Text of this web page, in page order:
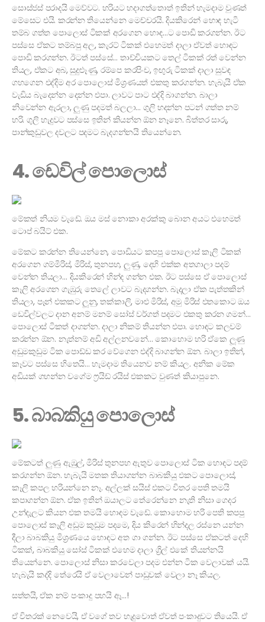
සොස්ජස් පරාදයි මෙව්වට. හරියට හදාගත්තොත් ඉතින් හැමදාම වුණත්
මේසෙට එයි. කරන්න තියෙන්නෙ මෙච්චරයි. දියකිරෙන් හොඳ හැටි
තම්බ ගත්ත පොලොස් ටිකක් අරගෙන හොඳ…ට පොඩි කරගන්න. ඊට
පස්සෙ ඒකට තම්බපු අල, කැරට් ටිකක් එහෙමත් දාලා ඒවත් හොඳට
පොඩි කරගන්න. ඊටත් පස්සේ… තාච්චියකට තෙල් ටිකක් රත් වෙන්න
තියල, ඒකට අබ, සුදුළූණු, රම්පෙ කරපිංච, ඉඟුරු ටිකක් දාලා සුවඳ
ගහගෙන එද්දිම අර පොලොස් මිශ්‍රණයත් එකතු කරගන්න. හැබැයි ඒක
වැඩිය බැදෙන්න දෙන්න එපා. ලාවට පාට එද්දි බාගන්න. බාලා
නිවෙන්න ඇරලා, ලුණු පදමත් බලලා… ගුලි හදන්න පටන් ගත්ත නම්
හරි. ගුලි හැදුවට පස්සෙ ඉතින් කියන්න ඕන නෑනෙ. බිත්තර සාරු,
පාන්කුඩුවල දවලට පදමට බැදගන්නයි තියෙන්නෙ.
4. ඩෙවිල් පොලොස්
මේකත් නියම වැඩේ. ඔය මස් නොකා අරක්කු බොන අයට එහෙමත්
ටොප් බයිට් එක.
මේකට කරන්න තියෙන්නෙ, පොඩියට කපපු පොලොස් කෑලි ටිකක්
අරගෙන ගම්මිරිස්, මිරිස්, තුනපහ, ලුණු, දෙහි එක්ක අතගාලා පදම්
වෙන්න තියලා… දියකිරෙන් හින්ද ගන්න එක. ඊට පස්සෙ ඒ පොලොස්
කෑලි අරගෙන ගැඹුරු තෙලේ ලාවට බැදගන්න. බැදලා ඒක පැත්තකින්
තියලා, පෑන් එකකට ලූනු, තක්කාලි, මාළු මිරිස්, අමු මිරිස් එතකොට ඔය
ඩෙවිල්වලට දාන අනම් මනම් සෝස් වර්ගත් පදමට එකතු කරන ගමන්…
පොලොස් ටිකත් දාගන්න. දාලා නිකම් තියන්න එපා. හොඳට කලවම්
කරන්න ඕන. නැත්නම් අඩි අල්ලනවනේ… කොහොම හරි ඒකෙ ලූණු
අඩුමකුඩුම ටික පොඩ්ඩ කර වේගෙන එද්දි බාගන්න ඕන. බාලා ඉතින්,
කෑවට පස්සෙ හිතෙයි… හැමදාම තියෙනව නම් කියල. අනික මේක
අඩියක් ගහන්න වගේම ෆ්‍රයිඩ් රයිස් එකකට වුණත් කියාපුනෙ.
5. බාබකියු පොලොස්
මේකටත් ලුණු ඇඹුල්, මිරිස් තුනපහ ඇතුව පොලොස් ටික හොඳට පදම්
කරගන්න ඕන. හැබැයි මතක තියාගන්න බාබකියු එකට පොලොස්,
කෑලි කපල හරියන්නෙ නෑ. අල්ලක් සයිස් එකට විතර පෙති තමයි
කපාගන්න ඕන. ඒක ඉතින් ඔයාලට තේරෙන්නෙ නැති නිසා ගෙදර
උන්දැලට කියන එක තමයි හොඳම වැඩේ. කොහොම හරි පෙති කපපු
පොලොස් කෑලි අඩුම කුඩුම පදමෙ, දිය කිරෙන් හින්දල රස්නෙ යන්න
දීලා බාබකියු මිශ්‍රණයෙ හොඳට අත ගා ගන්න. ඊට පස්සෙ ඒකටත් දෙහි
ටිකක්, බාබකියු සෝස් ටිකක් එහෙම දාලා ග්‍රිල් එකේ තියන්නයි
තියෙන්නෙ. පොලොස් නිසා කරවෙලා පදම එන්න ටික වෙලාවක් යයි.
හැබැයි කද්දි තේරෙයි ඒ වෙලාවෙන් පාඩුවක් වෙලා නෑ කියල.
සත්තයි, ඒක නම් පංකාදු පහයි ඈ…!
ඒ විතරක් නෙවෙයි, ඒ වගේ තව හැදුවොත් ඒවත් පංකාදුවට තියෙයි. ඒ